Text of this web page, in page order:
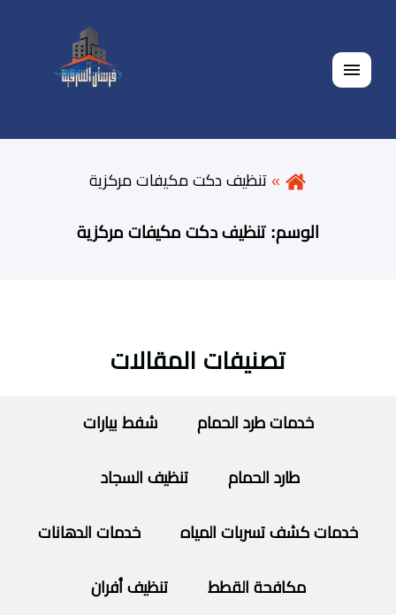
القائمة
تنظيف دكت مكيفات مركزية
الوسم: تنظيف دكت مكيفات مركزية
تصنيفات المقالات
خدمات طرد الحمام شفط بيارات
طارد الحمام تنظيف السجاد
خدمات كشف تسربات المياه خدمات الدهانات
مكافحة القطط تنظيف أفران